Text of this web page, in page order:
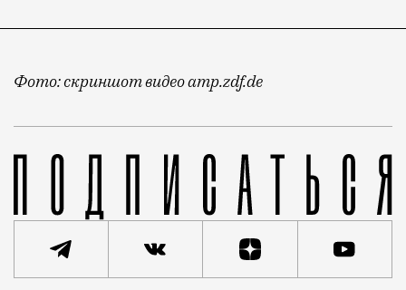
Фото: скриншот видео amp.zdf.de
Электросамокаты и запрет ЛГБТ-пропаганды — две